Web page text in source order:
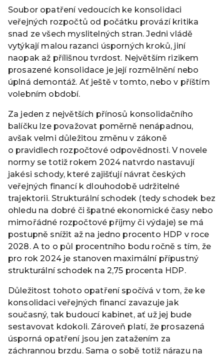
Soubor opatření vedoucích ke konsolidaci
veřejných rozpočtů od počátku provází kritika
snad ze všech myslitelných stran. Jedni vládě
vytýkají malou razanci úsporných kroků, jiní
naopak až přílišnou tvrdost. Největším rizikem
prosazené konsolidace je její rozmělnění nebo
úplná demontáž. Ať ještě v tomto, nebo v příštím
volebním období.
Za jeden z největších přínosů konsolidačního
balíčku lze považovat poměrně nenápadnou,
avšak velmi důležitou změnu v zákoně
o pravidlech rozpočtové odpovědnosti. V novele
normy se totiž rokem 2024 natvrdo nastavují
jakési schody, které zajišťují návrat českých
veřejných financí k dlouhodobě udržitelné
trajektorii. Strukturální schodek (tedy schodek bez
ohledu na dobré či špatné ekonomické časy nebo
mimořádné rozpočtové příjmy či výdaje) se má
postupně snížit až na jedno procento HDP v roce
2028. A to o půl procentního bodu ročně s tím, že
pro rok 2024 je stanoven maximální přípustný
strukturální schodek na 2,75 procenta HDP.
Důležitost tohoto opatření spočívá v tom, že ke
konsolidaci veřejných financí zavazuje jak
současný, tak budoucí kabinet, ať už jej bude
sestavovat kdokoli. Zároveň platí, že prosazená
úsporná opatření jsou jen zatažením za
záchrannou brzdu. Sama o sobě totiž nárazu na